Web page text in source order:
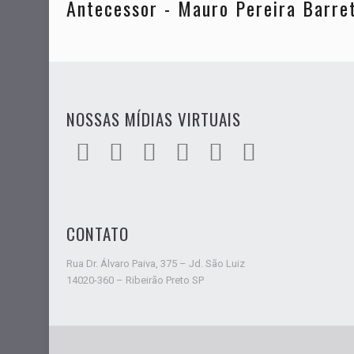
Antecessor - Mauro Pereira
NOSSAS MÍDIAS VIRTUAIS
CONTATO
Rua Dr. Álvaro Paiva, 375 – Jd. São Luiz
14020-360 – Ribeirão Preto SP